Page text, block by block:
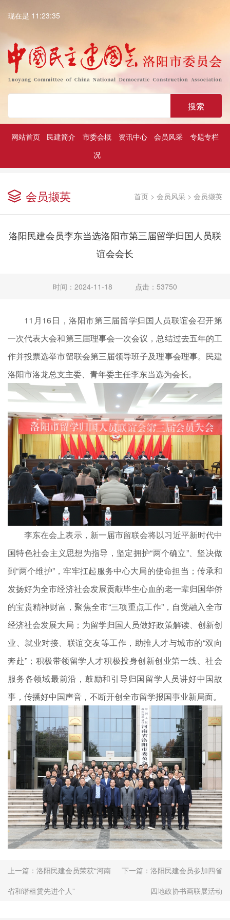
现在是 11:23:35
搜索
网站首页 民建简介
市委会概
况
资讯中心 会员风采 专题专栏
会员撷英 首页 > 会员风采 > 会员撷英
洛阳民建会员李东当选洛阳市第三届留学归国人员联
谊会会长
时间：2024-11-18 点击：53750
11月16日，洛阳市第三届留学归国人员联谊会召开第
一次代表大会和第三届理事会一次会议，总结过去五年的工
作并投票选举市留联会第三届领导班子及理事会理事。民建
洛阳市洛龙总支主委、青年委主任李东当选为会长。
李东在会上表示，新一届市留联会将以习近平新时代中
国特色社会主义思想为指导，坚定拥护“两个确立”、坚决做
到“两个维护”，牢牢扛起服务中心大局的使命担当；传承和
发扬好为全市经济社会发展贡献毕生心血的老一辈归国华侨
的宝贵精神财富，聚焦全市“三项重点工作”，自觉融入全市
经济社会发展大局；为留学归国人员做好政策解读、创新创
业、就业对接、联谊交友等工作，助推人才与城市的“双向
奔赴”；积极带领留学人才积极投身创新创业第一线、社会
服务各领域最前沿，鼓励和引导归国留学人员讲好中国故
事，传播好中国声音，不断开创全市留学报国事业新局面。
上一篇： 洛阳民建会员荣获“河南
省和谐租赁先进个人”
下一篇： 洛阳民建会员参加四省
四地政协书画联展活动